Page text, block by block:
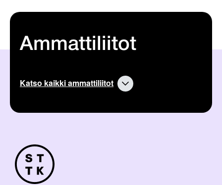
Ammattiliitot
Katso kaikki ammattiliitot